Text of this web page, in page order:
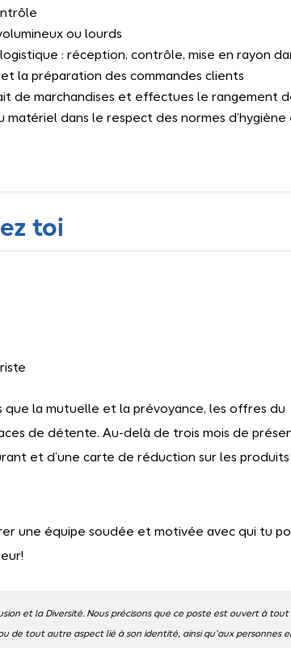
ou lourds
: réception, contrôle, mise en rayon
la préparation des commandes clients
de marchandises et effectues le rangement
matériel dans le respect des normes d’hygiène
toi
que la mutuelle et la prévoyance, les offres du
de détente. Au-delà de trois mois de
et d’une carte de réduction sur les produits
une équipe soudée et motivée avec qui tu
et la Diversité. Nous précisons que ce poste est ouvert à
de tout autre aspect lié à son identité, ainsi qu’aux personnes